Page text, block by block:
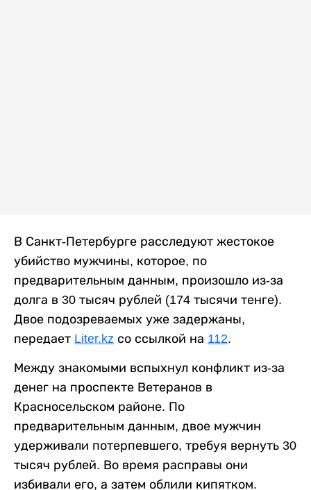
В Санкт-Петербурге расследуют жестокое
убийство мужчины, которое, по
предварительным данным, произошло из-за
долга в 30 тысяч рублей (174 тысячи тенге).
Двое подозреваемых уже задержаны,
передает Liter.kz со ссылкой на 112.
Между знакомыми вспыхнул конфликт из-за
денег на проспекте Ветеранов в
Красносельском районе. По
предварительным данным, двое мужчин
удерживали потерпевшего, требуя вернуть 30
тысяч рублей. Во время расправы они
избивали его, а затем облили кипятком.